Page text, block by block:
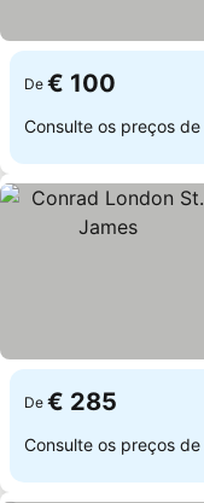
De € 100
Consulte os preços de
De € 285
Consulte os preços de